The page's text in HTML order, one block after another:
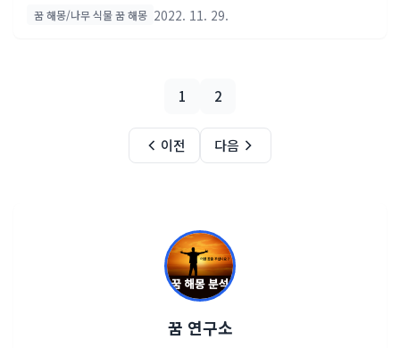
서 꿈 해몽에 도움이 되시길 바랍니다. 재산을 모으거나 늘어날 즐거
즉 길을 가다 우연히 돈을 줍거나 재미 삼아 응모한 경품이 당첨되는
돌아올 행운을 놓치는 일이 없도록 하세요. 여유가 된다면 재미 삼아
이벤트나 복권 등과 같이 행운이 필요..
꿈 해몽/나무 식물 꿈 해몽 2022. 11. 29.
이전
1 2
다음
꿈 연구소